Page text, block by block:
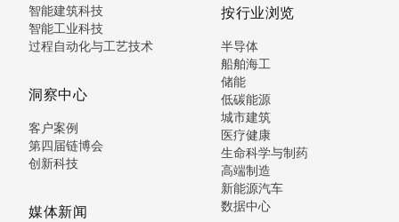
智能建筑科技
智能工业科技
过程自动化与工艺技术
洞察中心
客户案例
第四届链博会
创新科技
媒体新闻
按行业浏览
半导体
船舶海工
储能
低碳能源
城市建筑
医疗健康
生命科学与制药
高端制造
新能源汽车
数据中心